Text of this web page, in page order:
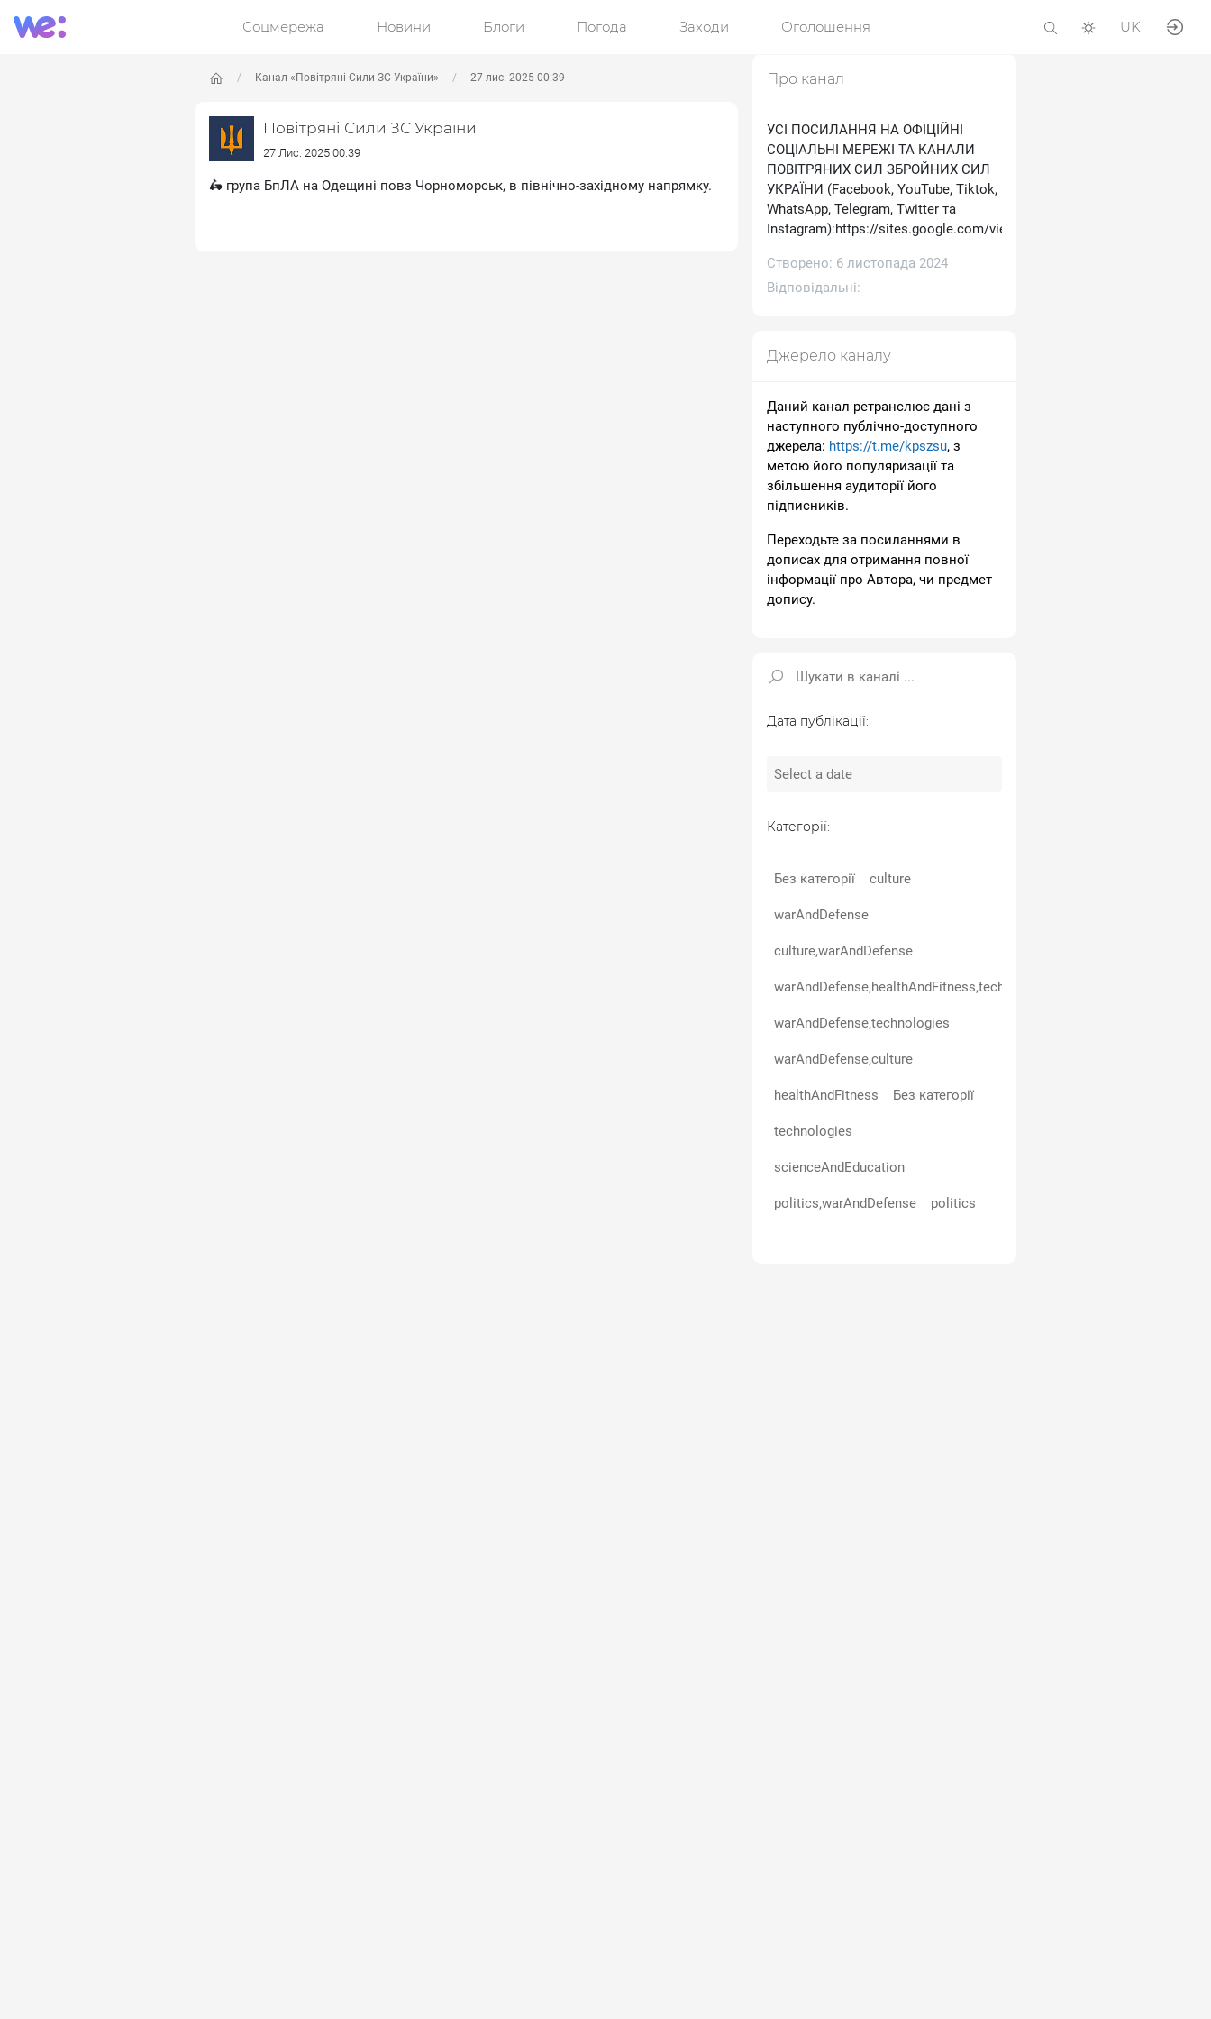
Соцмережа Новини Блоги Погода Заходи Оголошення UK
Канал «Повітряні Сили ЗС України» 27 лис. 2025 00:39
Повітряні Сили ЗС України
27 Лис. 2025 00:39
🛵 група БпЛА на Одещині повз Чорноморськ, в північно-західному напрямку.
Про канал
УСІ ПОСИЛАННЯ НА ОФІЦІЙНІ
СОЦІАЛЬНІ МЕРЕЖІ ТА КАНАЛИ
ПОВІТРЯНИХ СИЛ ЗБРОЙНИХ СИЛ
УКРАЇНИ (Facebook, YouTube, Tiktok,
WhatsApp, Telegram, Тwitter та
Іnstagram):https://sites.google.com/view/ukrainianairforce
Створено: 6 листопада 2024
Відповідальні:
Джерело каналу
Даний канал ретранслює дані з
наступного публічно-доступного
джерела: https://t.me/kpszsu, з
метою його популяризації та
збільшення аудиторії його
підписників.
Переходьте за посиланнями в
дописах для отримання повної
інформації про Автора, чи предмет
допису.
Дата публікації:
Категорії:
Без категорії culture
warAndDefense
culture,warAndDefense
warAndDefense,healthAndFitness,technologies
warAndDefense,technologies
warAndDefense,culture
healthAndFitness Без категорії
technologies
scienceAndEducation
politics,warAndDefense politics